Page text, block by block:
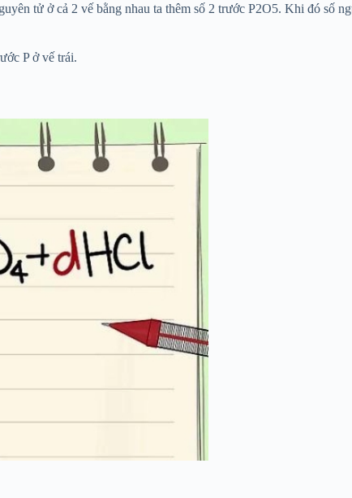
tử ở cả 2 vế bằng nhau ta thêm số 2 trước P2O5. Khi đó số
P ở vế trái.